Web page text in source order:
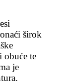
širok
obuće te
je